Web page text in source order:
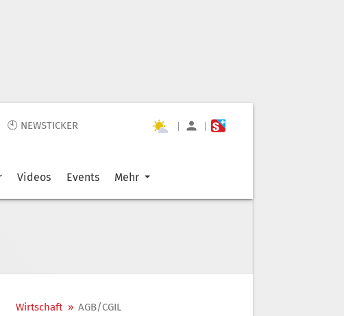
🕙 NEWSTICKER | |
Videos Events Mehr
Wirtschaft » AGB/CGIL